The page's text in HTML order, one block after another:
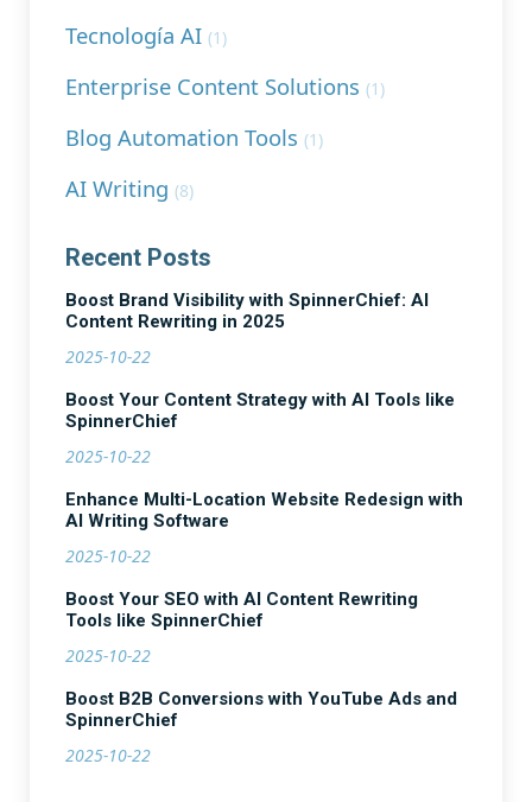
Tecnología AI (1)
Enterprise Content Solutions (1)
Blog Automation Tools (1)
AI Writing (8)
Recent Posts
Boost Brand Visibility with SpinnerChief: AI
Content Rewriting in 2025
2025-10-22
Boost Your Content Strategy with AI Tools like
SpinnerChief
2025-10-22
Enhance Multi-Location Website Redesign with
AI Writing Software
2025-10-22
Boost Your SEO with AI Content Rewriting
Tools like SpinnerChief
2025-10-22
Boost B2B Conversions with YouTube Ads and
SpinnerChief
2025-10-22